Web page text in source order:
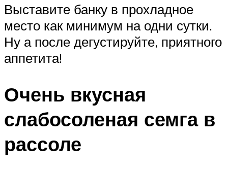
Выставите банку в прохладное
место как минимум на одни сутки.
Ну а после дегустируйте, приятного
аппетита!
Очень вкусная
слабосоленая семга в
рассоле